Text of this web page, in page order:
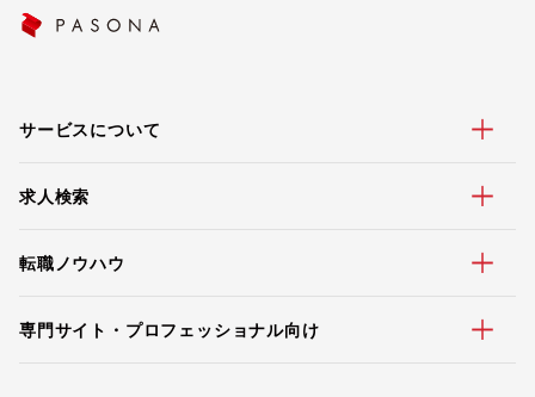
サービスについて
求人検索
転職ノウハウ
専門サイト・プロフェッショナル向け